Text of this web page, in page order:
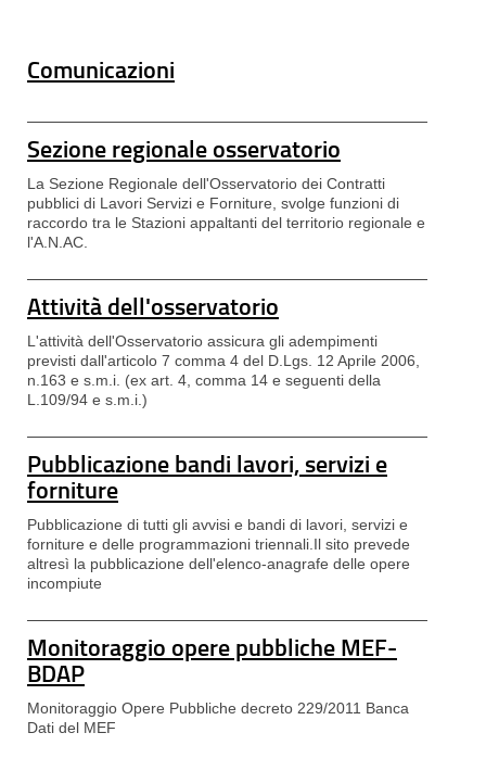
Comunicazioni
Sezione regionale osservatorio
La Sezione Regionale dell'Osservatorio dei Contratti
pubblici di Lavori Servizi e Forniture, svolge funzioni di
raccordo tra le Stazioni appaltanti del territorio regionale e
l'A.N.AC.
Attività dell'osservatorio
L'attività dell'Osservatorio assicura gli adempimenti
previsti dall'articolo 7 comma 4 del D.Lgs. 12 Aprile 2006,
n.163 e s.m.i. (ex art. 4, comma 14 e seguenti della
L.109/94 e s.m.i.)
Pubblicazione bandi lavori, servizi e
forniture
Pubblicazione di tutti gli avvisi e bandi di lavori, servizi e
forniture e delle programmazioni triennali.Il sito prevede
altresì la pubblicazione dell'elenco-anagrafe delle opere
incompiute
Monitoraggio opere pubbliche MEF-
BDAP
Monitoraggio Opere Pubbliche decreto 229/2011 Banca
Dati del MEF